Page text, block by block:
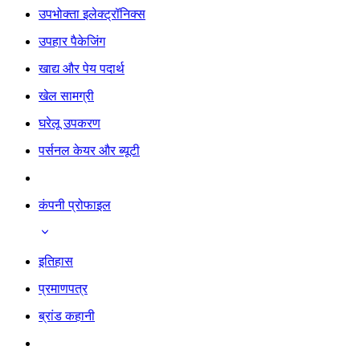
उपभोक्ता इलेक्ट्रॉनिक्स
उपहार पैकेजिंग
खाद्य और पेय पदार्थ
खेल सामग्री
घरेलू उपकरण
पर्सनल केयर और ब्यूटी
कंपनी प्रोफाइल
इतिहास
प्रमाणपत्र
ब्रांड कहानी